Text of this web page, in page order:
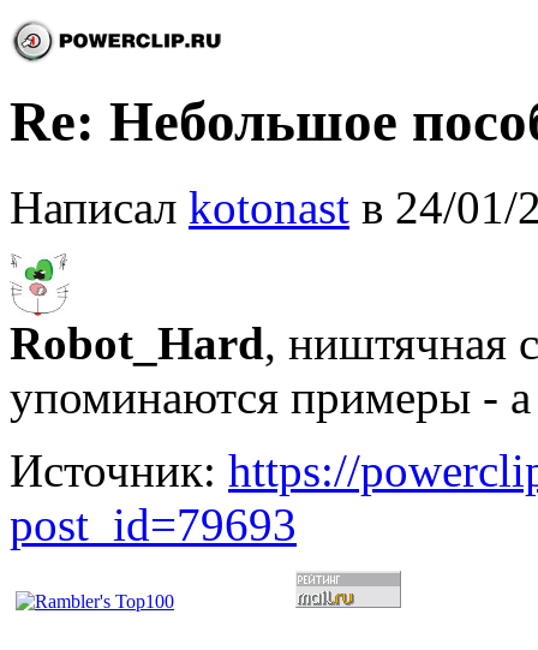
Re: Небольшое
Написал kotonast в 24/01/
Robot_Hard, ништячная
упоминаются примеры -
Источник: https://
post_id=79693